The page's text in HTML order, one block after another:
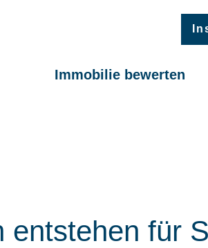
Immobilie bewerten
entstehen für